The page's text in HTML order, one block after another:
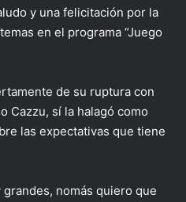
y una felicitación por la
en el programa “Juego
de su ruptura con
Cazzu, sí la halagó como
las expectativas que tiene
nomás quiero que